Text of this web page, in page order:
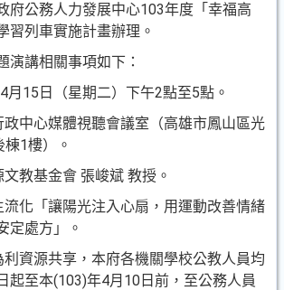
府公務人力發展中心103年度「幸福高
習列車實施計畫辦理。
演講相關事項如下：
月15日（星期二）下午2點至5點。
中心媒體視聽會議室（高雄市鳳山區光
1樓）。
教基金會 張峻斌 教授。
化「讓陽光注入心扇，用運動改善情緒
定處方」。
資源共享，本府各機關學校公教人員均
起至本(103)年4月10日前，至公務人員